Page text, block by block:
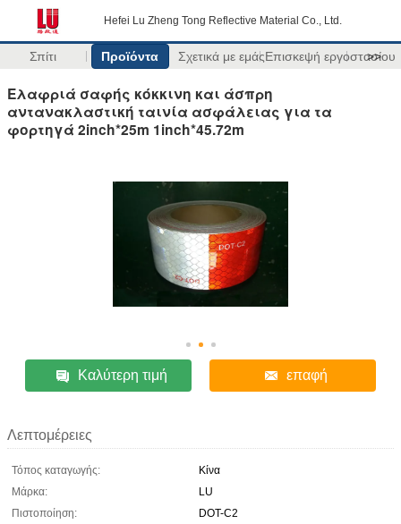
Hefei Lu Zheng Tong Reflective Material Co., Ltd.
Σπίτι Προϊόντα Σχετικά με εμάςΕπισκεψή εργοστασίου
>>
Ελαφριά σαφής κόκκινη και άσπρη
αντανακλαστική ταινία ασφάλειας για τα
φορτηγά 2inch*25m 1inch*45.72m
Καλύτερη τιμή επαφή
Λεπτομέρειες
Τόπος καταγωγής:
Κίνα
Μάρκα:
LU
Πιστοποίηση:
DOT-C2